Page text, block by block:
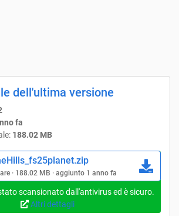
dell'ultima versione
fa
188.02 MB
· 188.02 MB · aggiunto 1 anno fa
scansionato dall'antivirus ed è sicuro.
Altri dettagli